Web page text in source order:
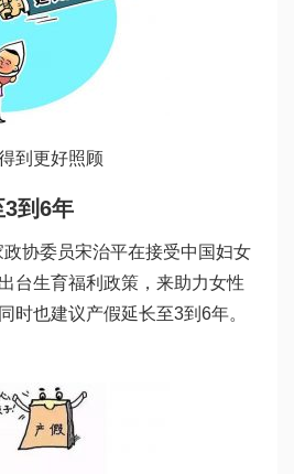
到更好照顾
到6年
协委员宋治平在接受中国妇女
台生育福利政策，来助力女性
时也建议产假延长至3到6年。